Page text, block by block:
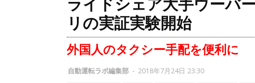
ライドシェア大手ウーバ
リの実証実験開始
外国人のタクシー手配を便利に
自動運転ラボ編集部 - 2018年7月24日 23:30